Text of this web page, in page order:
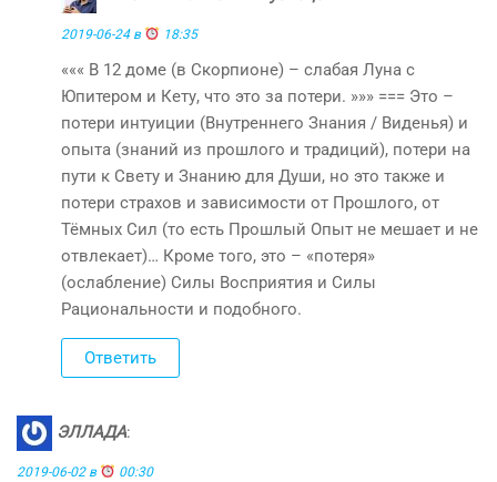
2019-06-24 в 18:35
««« В 12 доме (в Скорпионе) – слабая Луна с
Юпитером и Кету, что это за потери. »»» === Это –
потери интуиции (Внутреннего Знания / Виденья) и
опыта (знаний из прошлого и традиций), потери на
пути к Свету и Знанию для Души, но это также и
потери страхов и зависимости от Прошлого, от
Тёмных Сил (то есть Прошлый Опыт не мешает и не
отвлекает)… Кроме того, это – «потеря»
(ослабление) Силы Восприятия и Силы
Рациональности и подобного.
Ответить
ЭЛЛАДА:
2019-06-02 в 00:30